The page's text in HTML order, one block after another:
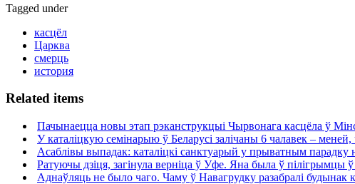
Tagged under
касцёл
Царква
смерць
история
Related items
Пачынаецца новы этап рэканструкцыі Чырвонага касцёла ў
У каталіцкую семінарыю ў Беларусі залічаны 6 чалавек –
Асаблівы выпадак: каталіцкі санктуарый у прыватным
Ратуючы дзіця, загінула верніца ў Уфе. Яна была ў пілігрымцы ў
Аднаўляць не было чаго. Чаму ў Навагрудку разабралі будынак